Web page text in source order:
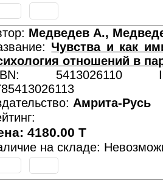
Медведев А.,
Чувства и как
отношений в
5413026110
Амрита-Русь
4180.00 T
на складе: